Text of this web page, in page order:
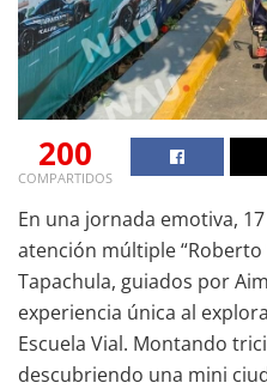
200
COMPARTIDOS
En una jornada emotiva,
atención múltiple “Roberto
Tapachula, guiados por
experiencia única al
Escuela Vial. Montando
descubriendo una mini